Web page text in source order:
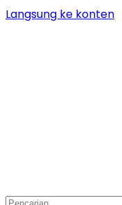
Langsung ke konten